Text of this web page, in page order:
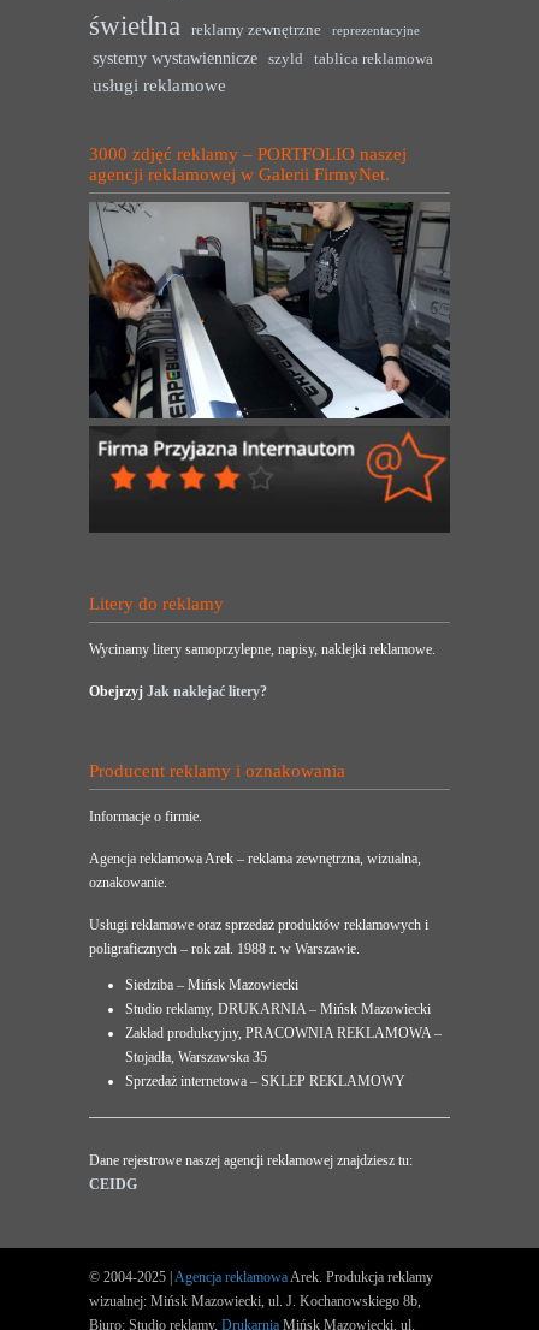
świetlna
reklamy zewnętrzne reprezentacyjne
systemy wystawiennicze szyld tablica reklamowa
usługi reklamowe
3000 zdjęć reklamy – PORTFOLIO naszej
agencji reklamowej w Galerii FirmyNet.
Litery do reklamy
Wycinamy litery samoprzylepne, napisy, naklejki reklamowe.
Obejrzyj Jak naklejać litery?
Producent reklamy i oznakowania
Informacje o firmie.
Agencja reklamowa Arek – reklama zewnętrzna, wizualna,
oznakowanie.
Usługi reklamowe oraz sprzedaż produktów reklamowych i
poligraficznych – rok zał. 1988 r. w Warszawie.
Siedziba – Mińsk Mazowiecki
Studio reklamy, DRUKARNIA – Mińsk Mazowiecki
Zakład produkcyjny, PRACOWNIA REKLAMOWA –
Stojadła, Warszawska 35
Sprzedaż internetowa – SKLEP REKLAMOWY
Dane rejestrowe naszej agencji reklamowej znajdziesz tu:
CEIDG
© 2004-2025 | Agencja reklamowaArek. Produkcja reklamy
wizualnej: Mińsk Mazowiecki, ul. J. Kochanowskiego 8b,
Biuro: Studio reklamy, Drukarnia Mińsk Mazowiecki, ul.